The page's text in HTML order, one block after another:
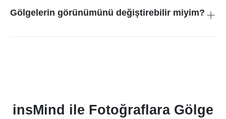
hacimlerde işlem yapmak, işleme hızını yavaşlatabilir. Çoğu
durumda, araç birçok fotoğrafı sorunsuz bir şekilde işleyebilir.
Gölgelerin görünümünü değiştirebilir miyim?
insMind ile Fotoğraflara Gölge